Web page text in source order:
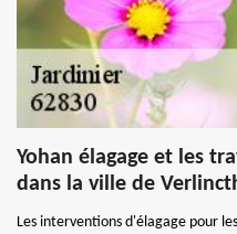
Yohan élagage et les
dans la ville de
Les interventions d'élagage pour